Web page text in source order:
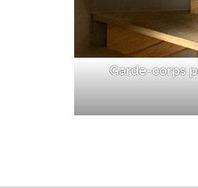
Garde-corps